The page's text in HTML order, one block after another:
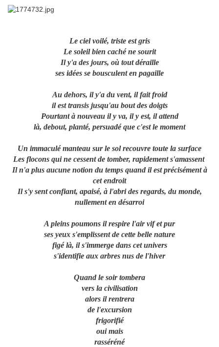
Le ciel voilé, triste est gris
Le soleil bien caché ne sourit
Il y'a des jours, où tout déraille
ses idées se bousculent en pagaille
Au dehors, il y'a du vent, il fait froid
il est transis jusqu'au bout des doigts
Pourtant à nouveau il y va, il y est, il attend
là, debout, planté, persuadé que c'est le moment
Un immaculé manteau sur le sol recouvre toute la surface
Les flocons qui ne cessent de tomber, rapidement s'amassent
Il n'a plus aucune notion du temps quand il est précisément à
cet endroit
Il s'y sent confiant, apaisé, à l'abri des regards, du monde,
nullement en désarroi
A pleins poumons il respire l'air vif et pur
ses yeux s'emplissent de cette belle nature
figé là, il s'immerge dans cet univers
s'identifie aux arbres nus de l'hiver
Quand le soir tombera
vers la civilisation
alors il rentrera
de l'excursion
frigorifié
oui mais
rasséréné